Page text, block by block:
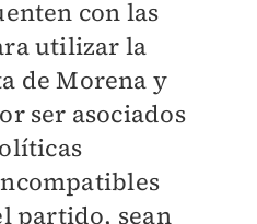
con las
utilizar la
de Morena y
ser asociados
partido, sean